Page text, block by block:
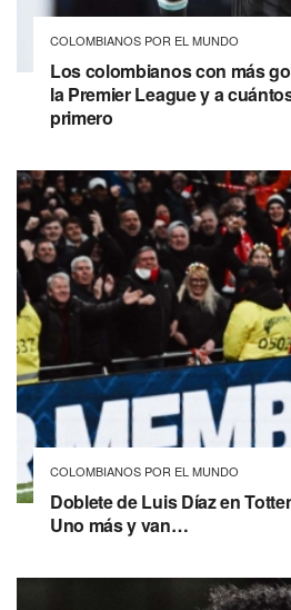
COLOMBIANOS POR EL MUNDO
Los colombianos con más
la Premier League y a
primero
COLOMBIANOS POR EL MUNDO
Doblete de Luis Díaz en
Uno más y van…